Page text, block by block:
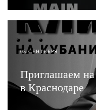
05 СЕНТЯБРЯ
Приглашаем
в Краснодаре